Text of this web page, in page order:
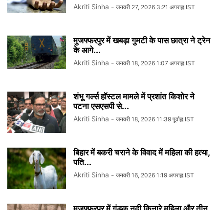
Akriti Sinha - जनवरी 27, 2026 3:21 अपराह्न IST
मुजफ्फरपुर में खबड़ा गुमटी के पास छात्रा ने ट्रेन
के आगे...
Akriti Sinha - जनवरी 18, 2026 1:07 अपराह्न IST
शंभू गर्ल्स हॉस्टल मामले में प्रशांत किशोर ने
पटना एसएसपी से...
Akriti Sinha - जनवरी 18, 2026 11:39 पूर्वाह्न IST
बिहार में बकरी चराने के विवाद में महिला की हत्या,
पति...
Akriti Sinha - जनवरी 16, 2026 1:19 अपराह्न IST